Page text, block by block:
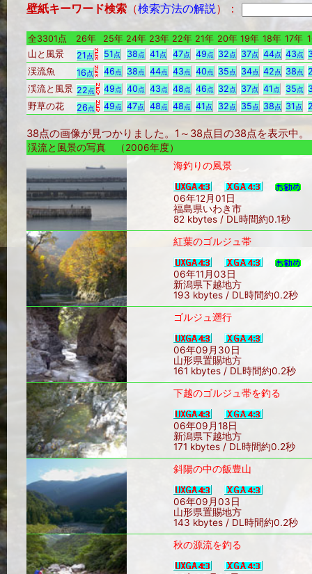
壁紙キーワード検索 （検索方法の解説）：
全3301点 26年 25年 24年 23年 22年 21年 20年 19年 18年 17年
山と風景
21点 51点 38点 41点 47点 49点 32点 37点 44点 43点
渓流魚
16点 46点 38点 44点 43点 40点 35点 34点 42点 38点
渓流と風景 22点 49点 40点 43点 48点 46点 32点 37点 41点 35点
野草の花
26点 49点 47点 48点 48点 41点 32点 35点 38点 31点
38点の画像が見つかりました。1～38点目の38点を表示
渓流と風景の写真 （2006年度）
海釣りの風景
06年12月01日
福島県いわき市
82 kbytes / DL時間約0.1秒
紅葉のゴルジュ帯
06年11月03日
新潟県下越地方
193 kbytes / DL時間約0.2秒
ゴルジュ遡行
06年09月30日
山形県置賜地方
161 kbytes / DL時間約0.2秒
下越のゴルジュ帯を釣る
06年09月18日
新潟県下越地方
171 kbytes / DL時間約0.2秒
斜陽の中の飯豊山
06年09月03日
山形県置賜地方
143 kbytes / DL時間約0.2秒
秋の源流を釣る